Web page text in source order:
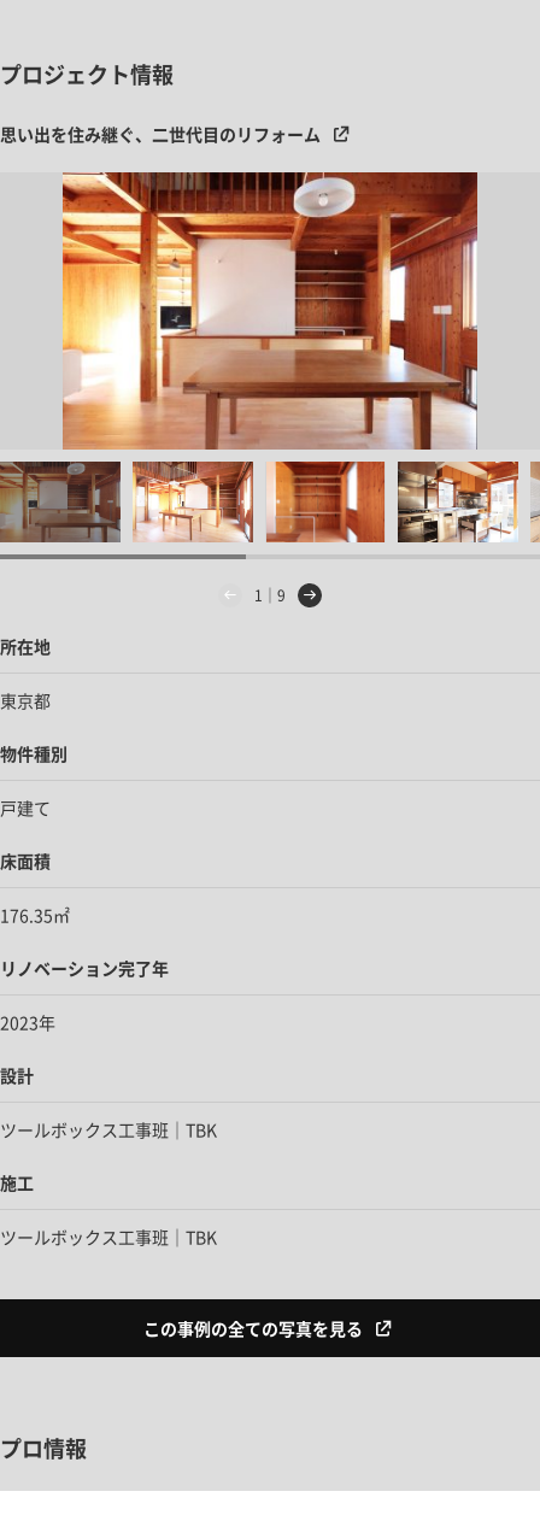
プロジェクト情報
思い出を住み継ぐ、二世代目のリフォーム
1｜9
所在地
東京都
物件種別
戸建て
床面積
176.35㎡
リノベーション完了年
2023年
設計
ツールボックス工事班｜TBK
施工
ツールボックス工事班｜TBK
この事例の全ての写真を見る
プロ情報